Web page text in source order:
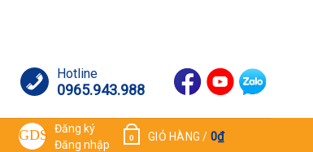
Hotline
0965.943.988
Đăng ký
Đăng nhập
GIỎ HÀNG / 0₫
0